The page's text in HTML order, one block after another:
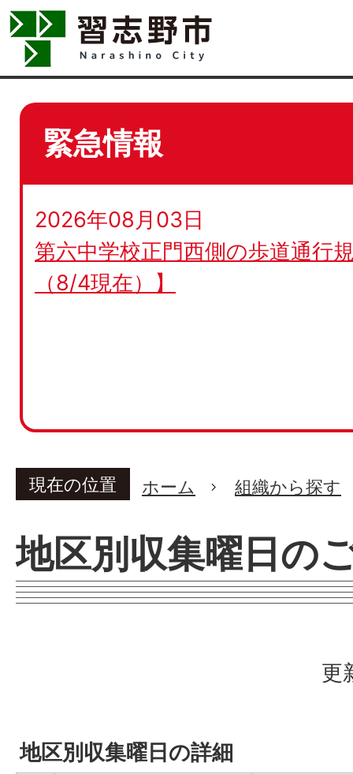
緊急情報
2026年08月03日
第六中学校正門西側の歩道通行
（8/4現在）】
現在の位置 ホーム 組織から探す
地区別収集曜日の
更
地区別収集曜日の詳細